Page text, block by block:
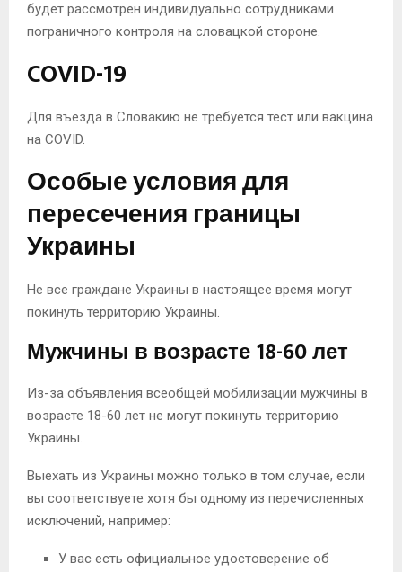
будет рассмотрен индивидуально сотрудниками
пограничного контроля на словацкой стороне.
COVID-19
Для въезда в Словакию не требуется тест или вакцина
на COVID.
Особые условия для
пересечения границы
Украины
Не все граждане Украины в настоящее время могут
покинуть территорию Украины.
Мужчины в возрасте 18-60 лет
Из-за объявления всеобщей мобилизации мужчины в
возрасте 18-60 лет не могут покинуть территорию
Украины.
Выехать из Украины можно только в том случае, если
вы соответствуете хотя бы одному из перечисленных
исключений, например:
У вас есть официальное удостоверение об